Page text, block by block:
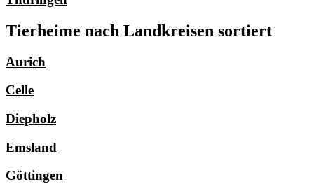
Tierheime nach Landkreisen sortiert
Aurich
Celle
Diepholz
Emsland
Göttingen